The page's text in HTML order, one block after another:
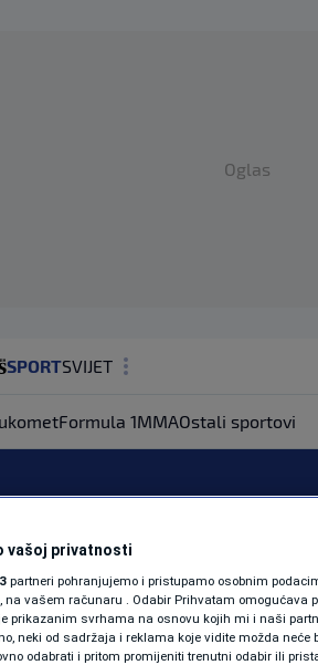
Oglas
SPORTSVIJET
ZDRAVLJE
SHOWBIZ
KOLUMNE
PODCAST
Formula 1MMAOstali sportovi
došlo
igrača
vašoj privatnosti
partneri pohranjujemo i pristupamo osobnim
na vašem računaru . Odabir Prihvatam omogućava
prikazanim svrhama na osnovu kojih mi i naši
neki od sadržaja i reklama koje vidite možda neće
odabrati i pritom promijeniti trenutni odabir ili